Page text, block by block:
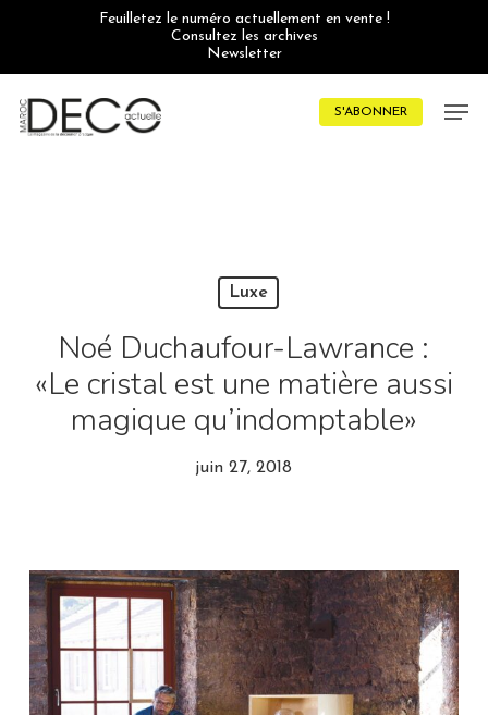
Feuilletez le numéro actuellement en vente !
Consultez les archives
Newsletter
S'ABONNER
Luxe
Noé Duchaufour-Lawrance :
«Le cristal est une matière aussi
magique qu’indomptable»
juin 27, 2018